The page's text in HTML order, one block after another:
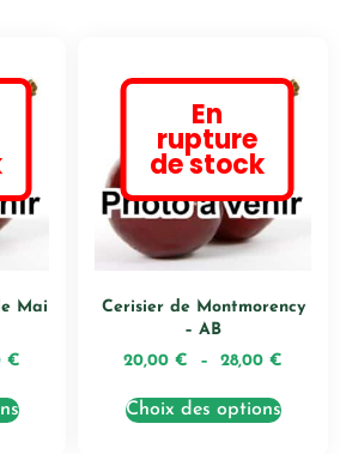
Mai
€
En
rupture
de stock
Cerisier de Montmorency
– AB
20,00 € – 28,00 €
Choix des options